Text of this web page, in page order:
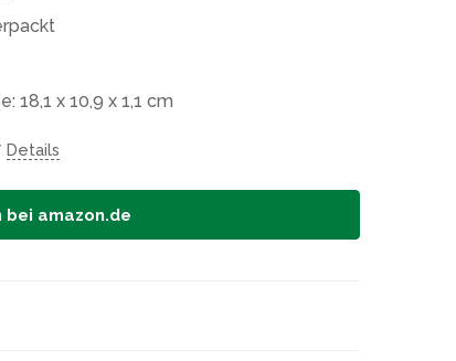
18,1 x 10,9 x 1,1 cm
Details
amazon.de